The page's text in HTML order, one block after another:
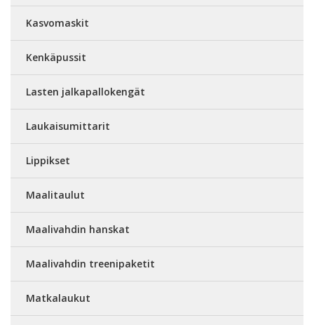
Kasvomaskit
Kenkäpussit
Lasten jalkapallokengät
Laukaisumittarit
Lippikset
Maalitaulut
Maalivahdin hanskat
Maalivahdin treenipaketit
Matkalaukut